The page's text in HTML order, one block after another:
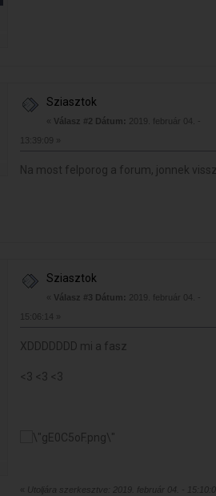
Sziasztok
« Válasz #2 Dátum:
2019. február 04. -
13:39:09 »
Na most felporog a forum, jonnek
Sziasztok
« Válasz #3 Dátum:
2019. február 04. -
15:06:14 »
XDDDDDDD mi a fasz
<3 <3 <3
« Utoljára szerkesztve: 2019. február 04. -